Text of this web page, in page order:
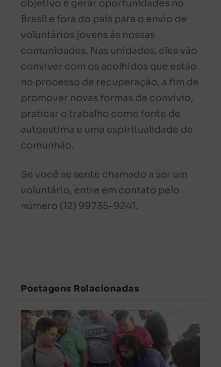
objetivo é gerar oportunidades no
Brasil e fora do país para o envio de
voluntários jovens às nossas
comunidades. Nas unidades, eles vão
conviver com os acolhidos que estão
no processo de recuperação, a fim de
promover novas formas de convívio,
praticar o trabalho como fonte de
autoestima e uma espiritualidade de
comunhão.
Se você se sente chamado a ser um
voluntário, entre em contato pelo
número (12) 99735-9241.
Postagens Relacionadas